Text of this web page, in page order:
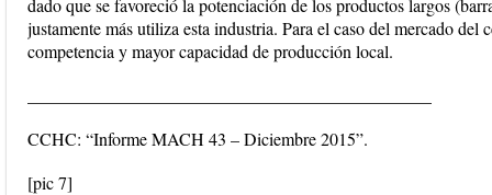
dado que se favoreció la potenciación de los productos largos
justamente más utiliza esta industria. Para el caso del mercado del
competencia y mayor capacidad de producción local.
CCHC: “Informe MACH 43 – Diciembre 2015”.
[pic 7]